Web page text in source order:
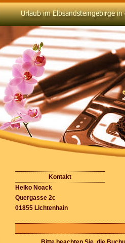
Kontakt
Heiko Noack
Quergasse 2c
01855 Lichtenhain